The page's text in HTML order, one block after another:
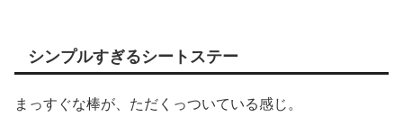
シンプルすぎるシートステー
まっすぐな棒が、ただくっついている感じ。